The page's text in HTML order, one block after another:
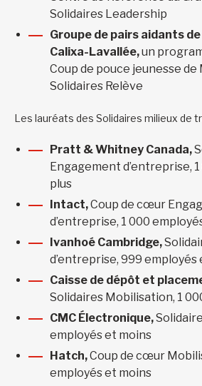
Solidaires Leadership
Groupe de pairs aidants
Calixa-Lavallée,un
Coup de pouce jeunesse
Solidaires Relève
Les lauréats des Solidaires milieux de
Pratt & Whitney Canada,
Engagement d’entreprise,
plus
Intact,Coup de cœur
d’entreprise, 1 000
Ivanhoé Cambridge,
d’entreprise, 999 employés
Caisse de dépôt et
Solidaires Mobilisation, 1
CMC Électronique,
employés et moins
Hatch,Coup de cœur
employés et moins